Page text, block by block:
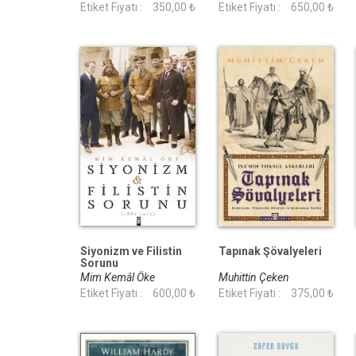
Etiket Fiyatı :
350,00 ₺
Etiket Fiyatı :
650,00 ₺
Siyonizm ve Filistin
Sorunu
Mim Kemâl Öke
Etiket Fiyatı :
600,00 ₺
Tapınak Şövalyeleri
Muhittin Çeken
Etiket Fiyatı :
375,00 ₺